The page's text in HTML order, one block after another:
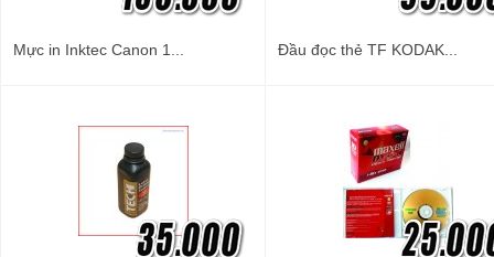
Mực in Inktec Canon 1... Đầu đọc thẻ TF KODAK...